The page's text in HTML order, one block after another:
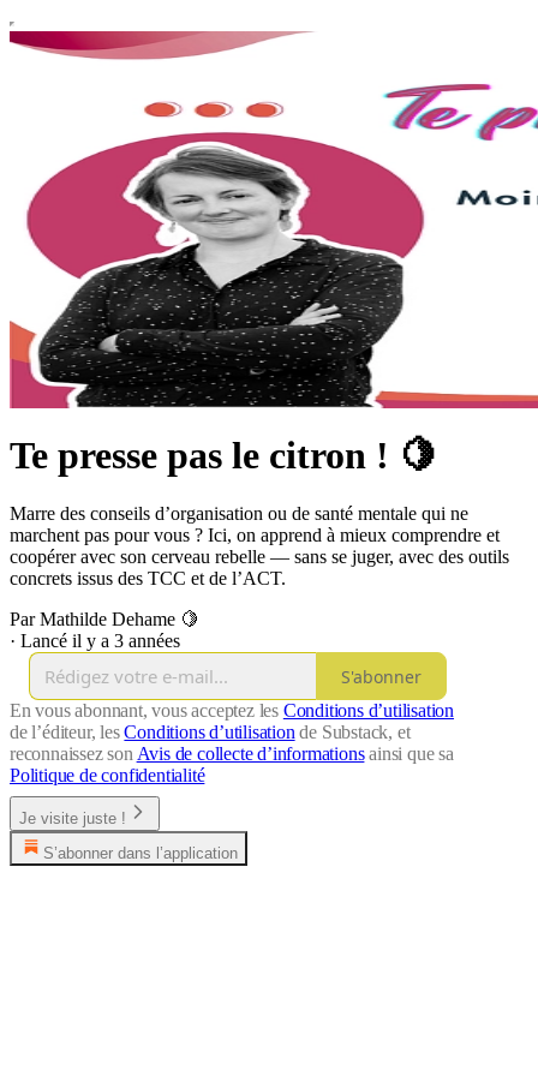
Te presse pas le citron ! 🍋
Marre des conseils d’organisation ou de santé mentale qui ne
marchent pas pour vous ? Ici, on apprend à mieux comprendre et
coopérer avec son cerveau rebelle — sans se juger, avec des outils
concrets issus des TCC et de l’ACT.
Par Mathilde Dehame 🍋
· Lancé il y a 3 années
S'abonner
En vous abonnant, vous acceptez les Conditions d’utilisation
de l’éditeur, lesConditions d’utilisationde Substack, et
reconnaissez sonAvis de collecte d’informationsainsi que sa
Politique de confidentialité
Je visite juste !
S’abonner dans l’application